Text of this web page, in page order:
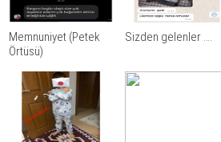
Memnuniyet (Petek
Örtüsü)
Sizden gelenler ….